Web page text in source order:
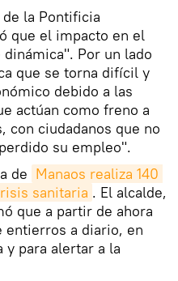
la Pontificia
que el impacto en el
Por un lado
que se torna difícil y
debido a las
actúan como freno a
con ciudadanos que no
su empleo".
de Manaos realiza 140
sanitaria . El alcalde,
que a partir de ahora
entierros a diario, en
y para alertar a la